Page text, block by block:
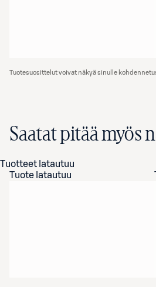
Tuotesuosittelut voivat näkyä sinulle
Saatat pitää myös
Tuotteet latautuu
Tuote latautuu